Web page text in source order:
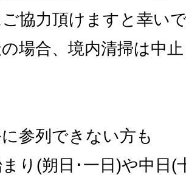
協力頂けますと幸い
の場合、境内清掃は中
参列できない方も
まり(朔日･一日)や中日(